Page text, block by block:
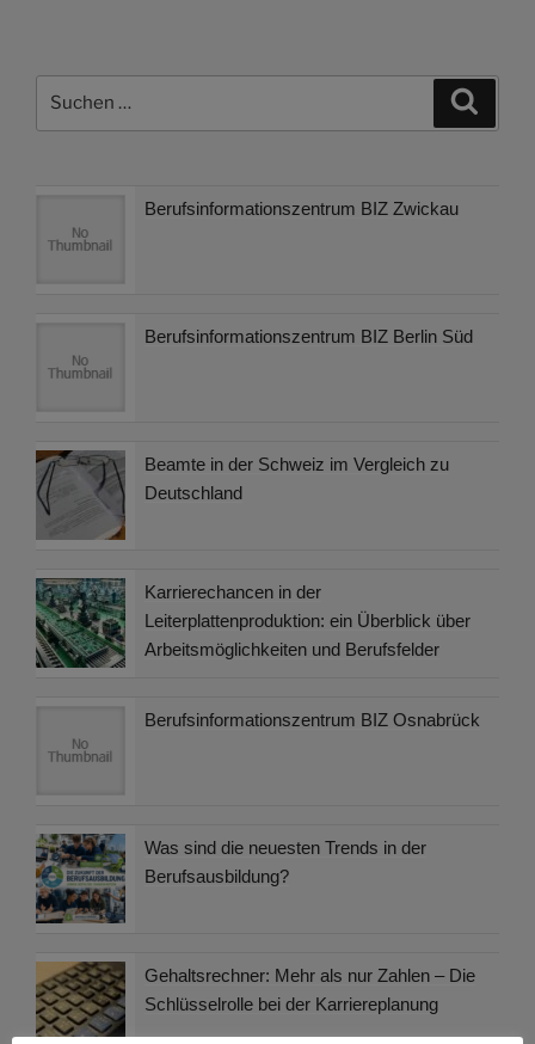
Berufsinformationszentrum BIZ Zwickau
Berufsinformationszentrum BIZ Berlin Süd
Beamte in der Schweiz im Vergleich zu
Deutschland
Karrierechancen in der
Leiterplattenproduktion: ein Überblick über
Arbeitsmöglichkeiten und Berufsfelder
Berufsinformationszentrum BIZ Osnabrück
Was sind die neuesten Trends in der
Berufsausbildung?
Gehaltsrechner: Mehr als nur Zahlen – Die
Schlüsselrolle bei der Karriereplanung